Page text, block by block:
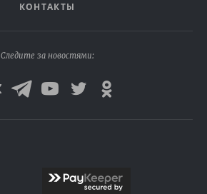
КОНТАКТЫ
Следите за новостями: